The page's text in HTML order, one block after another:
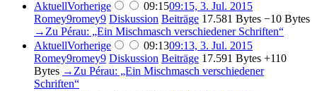
AktuellVorherige 09:1509:15, 3. Jul. 2015
Romey9romey9 Diskussion Beiträge 17.581 Bytes −10 Bytes
→‎Zu Pérau: „Ein Mischmasch verschiedener Schriften“
AktuellVorherige 09:1309:13, 3. Jul. 2015
Romey9romey9 Diskussion Beiträge 17.591 Bytes +110
Bytes →‎Zu Pérau: „Ein Mischmasch verschiedener
Schriften“